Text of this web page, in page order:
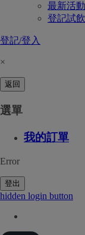
最新活動
登記試
登記/登入
×
返回
選單
我的訂單
Error
登出
hidden login button